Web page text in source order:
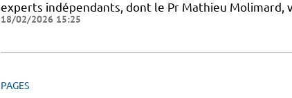
experts indépendants, dont le Pr Mathieu Molimard,
18/02/2026 15:25
PAGES